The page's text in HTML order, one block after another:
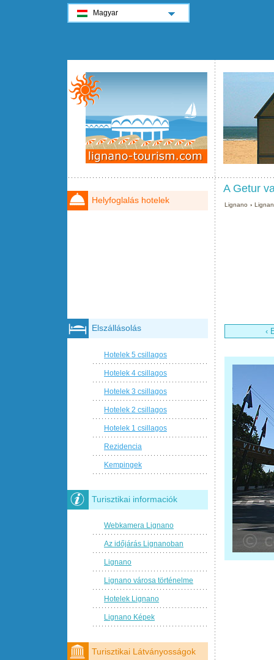
A Getur
Lignano ›
‹
Helyfoglalás hotelek
Elszállásolás
Hotelek 5 csillagos
Hotelek 4 csillagos
Hotelek 3 csillagos
Hotelek 2 csillagos
Hotelek 1 csillagos
Rezidencia
Kempingek
Turisztikai informaciók
Webkamera Lignano
Az időjárás Lignanoban
Lignano
Lignano városa történelme
Hotelek Lignano
Lignano Képek
Turisztikai Látványosságok
Magyar